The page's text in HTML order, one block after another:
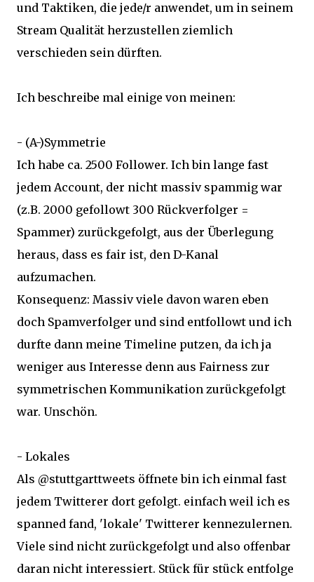
und Taktiken, die jede/r anwendet, um in seinem
Stream Qualität herzustellen ziemlich
verschieden sein dürften.
Ich beschreibe mal einige von meinen:
- (A-)Symmetrie
Ich habe ca. 2500 Follower. Ich bin lange fast
jedem Account, der nicht massiv spammig war
(z.B. 2000 gefollowt 300 Rückverfolger =
Spammer) zurückgefolgt, aus der Überlegung
heraus, dass es fair ist, den D-Kanal
aufzumachen.
Konsequenz: Massiv viele davon waren eben
doch Spamverfolger und sind entfollowt und ich
durfte dann meine Timeline putzen, da ich ja
weniger aus Interesse denn aus Fairness zur
symmetrischen Kommunikation zurückgefolgt
war. Unschön.
- Lokales
Als @stuttgarttweets öffnete bin ich einmal fast
jedem Twitterer dort gefolgt. einfach weil ich es
spanned fand, 'lokale' Twitterer kennezulernen.
Viele sind nicht zurückgefolgt und also offenbar
daran nicht interessiert. Stück für stück entfolge